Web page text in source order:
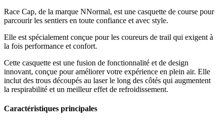
Race Cap, de la marque NNormal, est une casquette de course pour
parcourir les sentiers en toute confiance et avec style.
Elle est spécialement conçue pour les coureurs de trail qui exigent à
la fois performance et confort.
Cette casquette est une fusion de fonctionnalité et de design
innovant, conçue pour améliorer votre expérience en plein air. Elle
inclut des trous découpés au laser le long des côtés qui augmentent
la respirabilité et un meilleur effet de refroidissement.
Caractéristiques principales